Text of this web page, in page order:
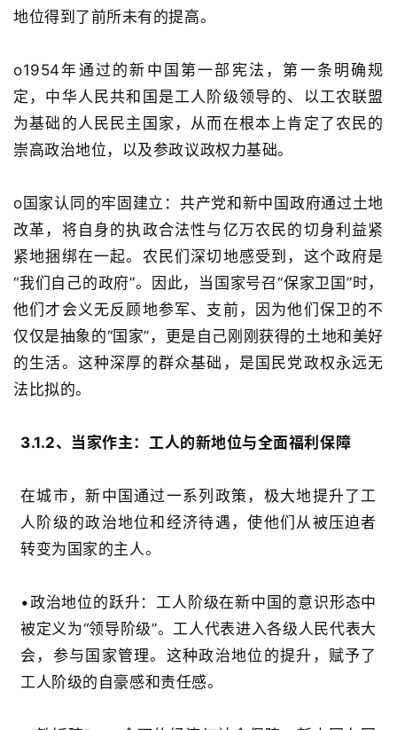
地位得到了前所未有的提高。
o1954年通过的新中国第一部宪法，第一条明确规
定， 中华人民共和国是工人阶级领导的、以工农联盟
为基础的人民民主国家 ，从而在根本上肯定了农民的
崇高政治地位，以及参政议政权力基础。
o 国家认同的牢固建立 ：共产党和新中国政府通过土地
改革，将自身的执政合法性与亿万农民的切身利益紧
紧地捆绑在一起。农民们深切地感受到，这个政府是
“我们自己的政府”。因此，当国家号召“保家卫国 ”时，
他们才会义无反顾地参军、支前，因为他们保卫的不
仅仅是抽象的“国家” ，更是自己刚刚获得的土地和美好
的生活。这种深厚的群众基础，是国民党政权永远无
法比拟的。
3.1.2、 当家作主：工人的新地位与全面福利保障
在城市，新中国通过一系列政策，极大地提升了工
人阶级的政治地位和经济待遇，使他们从被压迫者
转变为国家的主人。
•政治地位的跃升：工人阶级在新中国的意识形态中
被定义为“领导阶级”。工人代表进入各级人民代表大
会，参与国家管理。这种政治地位的提升，赋予了
工人阶级的自豪感和责任感。